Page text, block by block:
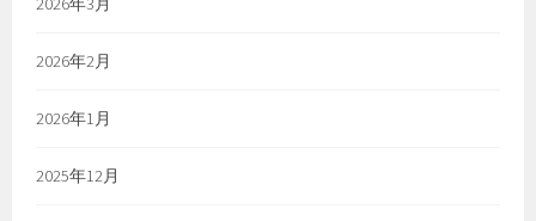
2026年2月
2026年1月
2025年12月